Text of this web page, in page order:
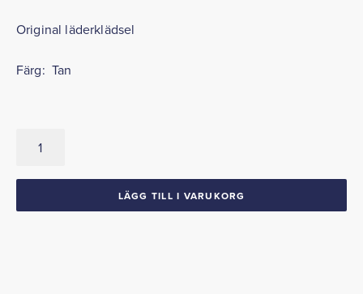
Original läderklädsel
Färg: Tan
LÄGG TILL I VARUKORG